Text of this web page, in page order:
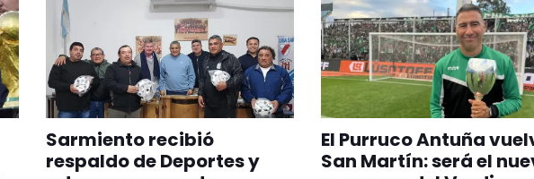
Sarmiento recibió
respaldo de Deportes y
El Purruco Antuña
San Martín: será el